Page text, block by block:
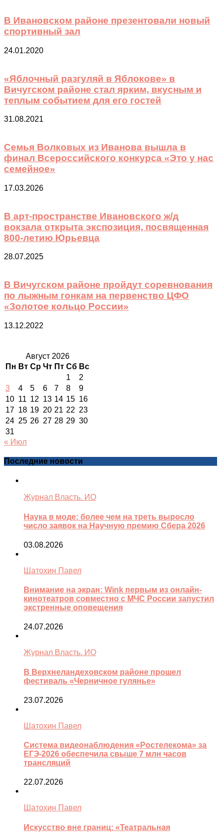
В Ивановском районе презентовали новый
спортивный зал
24.01.2020
«Яблочный разгуляй в Яблокове» в
Вичугском районе стал ярким, вкусным и
теплым событием для его гостей
31.08.2021
Семья Волковых из Иванова вышла в
финал Всероссийского конкурса «Это у нас
семейное»
17.03.2026
В арт-пространстве Ивановского ж/д
вокзала открыта экспозиция, посвященная
800-летию Юрьевца
28.07.2025
В Вичугском районе пройдут соревнования
по лыжным гонкам на первенство ЦФО
«Золотое кольцо России»
13.12.2022
Август 2026
Пн Вт Ср Чт Пт Сб Вс
1
2
3
4 5 6 7 8
9
10 11 12 13 14 15 16
17 18 19 20 21 22 23
24 25 26 27 28 29 30
31
« Июл
Последние новости
Журнал Власть. ИО
Наука в моде: более чем на треть выросло
число заявок на Научную премию Сбера 2026
03.08.2026
Шатохин Павел
Внимание на экран: Wink первым из онлайн-
кинотеатров совместно с МЧС России запустил
экстренные оповещения
24.07.2026
Журнал Власть. ИО
В Верхнеландеховском районе прошел
фестиваль «Черничное гулянье»
23.07.2026
Шатохин Павел
Система видеонаблюдения «Ростелекома» за
ЕГЭ-2026 обеспечила свыше 7 млн часов
трансляций
22.07.2026
Шатохин Павел
Искусство вне границ: «Театральная